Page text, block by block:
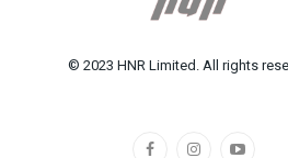
© 2023 HNR Limited. All rights